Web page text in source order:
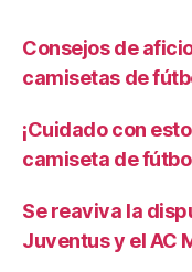
Consejos de
camisetas de
¡Cuidado con
camiseta de
Se reaviva la
Juventus y el AC